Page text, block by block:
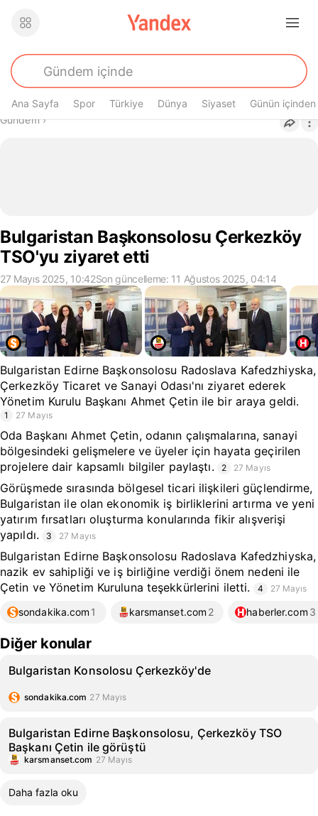
Ana Sayfa Spor Türkiye Dünya Siyaset Günün içinden
Buradasın
Gündem›
Bulgaristan Başkonsolosu Çerkezköy
TSO'yu ziyaret etti
27 Mayıs 2025, 10:42Son güncelleme: 11 Ağustos 2025, 04:14
Bulgaristan Edirne Başkonsolosu Radoslava Kafedzhiyska,
Çerkezköy Ticaret ve Sanayi Odası'nı ziyaret ederek
Yönetim Kurulu Başkanı Ahmet Çetin ile bir araya geldi.
1 27 Mayıs
Oda Başkanı Ahmet Çetin, odanın çalışmalarına, sanayi
bölgesindeki gelişmelere ve üyeler için hayata geçirilen
projelere dair kapsamlı bilgiler paylaştı.
2 27 Mayıs
Görüşmede sırasında bölgesel ticari ilişkileri güçlendirme,
Bulgaristan ile olan ekonomik iş birliklerini artırma ve yeni
yatırım fırsatları oluşturma konularında fikir alışverişi
yapıldı.
3 27 Mayıs
Bulgaristan Edirne Başkonsolosu Radoslava Kafedzhiyska,
nazik ev sahipliği ve iş birliğine verdiği önem nedeni ile
Çetin ve Yönetim Kuruluna teşekkürlerini iletti.
4 27 Mayıs
sondakika.com 1 karsmanset.com 2 haberler.com 3
Diğer konular
Bulgaristan Konsolosu Çerkezköy'de
sondakika.com 27 Mayıs
Bulgaristan Edirne Başkonsolosu, Çerkezköy TSO
Başkanı Çetin ile görüştü
karsmanset.com 27 Mayıs
Daha fazla oku